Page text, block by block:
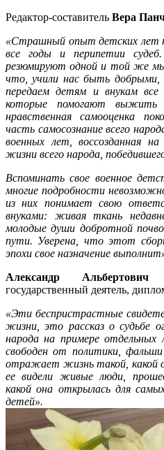
Редактор-составитель Вера
«Страшный опыт детских лет
все годы и перипетии
резюмируют одной и той же
что, учили нас быть
передаем детям и внукам все
которые помогают выжить
нравственная самооценка
часть самосознание всего
военных лет, воссозданная
жизни всего народа,
Вспоминать свое военное
многие подробности
из них понимает свою
внуками: живая ткань
молодые души добротной
пути. Уверена, что этот
эпохи свое назначение
Александр Альбертович
государственный деятель,
«Эти беспристрастные
жизни, это рассказ о судьбе
народа на примере
свободен от политики, фальши
отражает жизнь такой, какой
ее видели живые люди,
какой она открылась для
детей».